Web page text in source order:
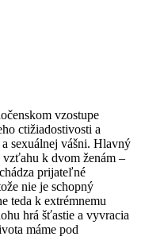
vzostupe
ctižiadostivosti a
sexuálnej vášni. Hlavný
vzťahu k dvom ženám –
prijateľné
nie je schopný
teda k extrémnemu
hrá šťastie a vyvracia
máme pod